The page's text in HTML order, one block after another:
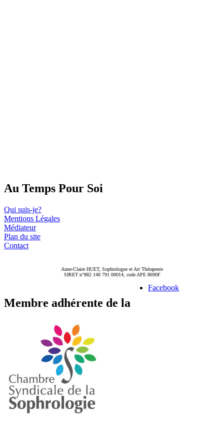
Au Temps Pour Soi
Qui suis-je?
Mentions Légales
Médiateur
Plan du site
Contact
Anne-Claire HUET, Sophrologue et Art Thérapeute
SIRET n°882 140 791 00014, code APE 8690F
Membre adhérente de la
Facebook